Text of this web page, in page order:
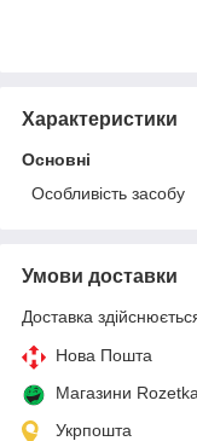
Характеристики
Основні
Особливість засобу
Умови доставки
Доставка
Нова Пошта
Магазини Rozetka
Укрпошта